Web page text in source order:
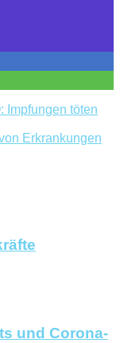
Impfungen töten
Erkrankungen
und Corona-